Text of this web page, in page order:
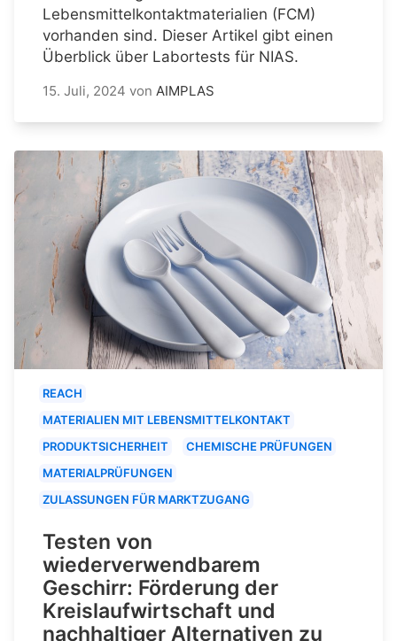
Lebensmittelkontaktmaterialien (FCM)
vorhanden sind. Dieser Artikel gibt einen
Überblick über Labortests für NIAS.
15. Juli, 2024 von AIMPLAS
REACH
MATERIALIEN MIT LEBENSMITTELKONTAKT
PRODUKTSICHERHEIT
CHEMISCHE PRÜFUNGEN
MATERIALPRÜFUNGEN
ZULASSUNGEN FÜR MARKTZUGANG
Testen von
wiederverwendbarem
Geschirr: Förderung der
Kreislaufwirtschaft und
nachhaltiger Alternativen zu